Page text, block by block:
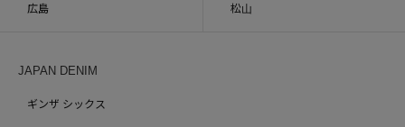
広島 松山
JAPAN DENIM
ギンザ シックス